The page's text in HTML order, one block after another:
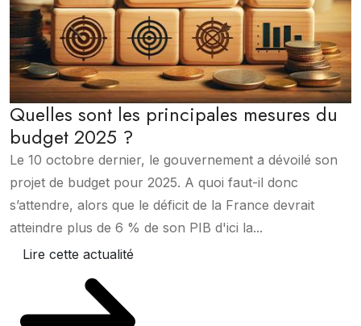
Quelles sont les principales mesures du
budget 2025 ?
Le 10 octobre dernier, le gouvernement a dévoilé son
projet de budget pour 2025. A quoi faut-il donc
s’attendre, alors que le déficit de la France devrait
atteindre plus de 6 % de son PIB d'ici la...
Lire cette actualité